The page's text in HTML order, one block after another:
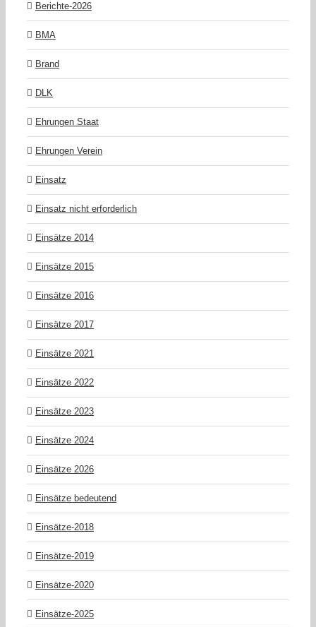
Berichte-2026
BMA
Brand
DLK
Ehrungen Staat
Ehrungen Verein
Einsatz
Einsatz nicht erforderlich
Einsätze 2014
Einsätze 2015
Einsätze 2016
Einsätze 2017
Einsätze 2021
Einsätze 2022
Einsätze 2023
Einsätze 2024
Einsätze 2026
Einsätze bedeutend
Einsätze-2018
Einsätze-2019
Einsätze-2020
Einsätze-2025